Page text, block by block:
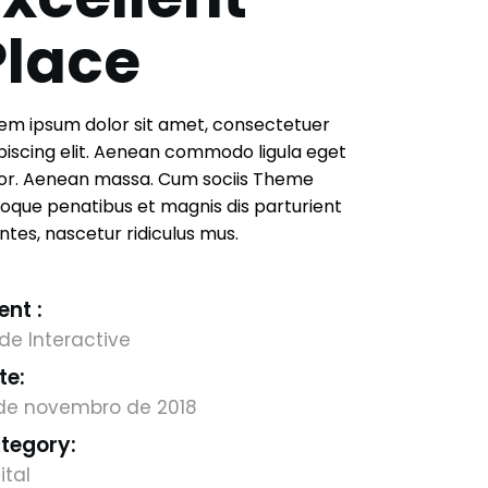
ipsum dolor sit amet, consectetuer
elit. Aenean commodo ligula eget
Aenean massa. Cum sociis Theme
penatibus et magnis dis parturient
nascetur ridiculus mus.
:
Interactive
novembro de 2018